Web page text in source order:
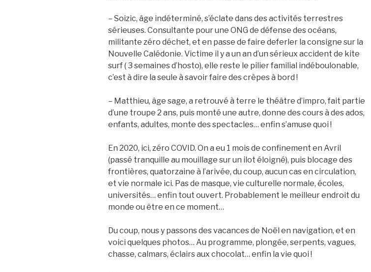
– Soizic, âge indéterminé, s’éclate dans des activités terrestres
sérieuses. Consultante pour une ONG de défense des océans,
militante zéro déchet, et en passe de faire deferler la consigne sur la
Nouvelle Calédonie. Victime il y a un an d’un sérieux accident de kite
surf ( 3 semaines d’hosto), elle reste le pilier familial indéboulonable,
c’est à dire la seule à savoir faire des crèpes à bord !
– Matthieu, âge sage, a retrouvé à terre le théâtre d’impro, fait partie
d’une troupe 2 ans, puis monté une autre, donne des cours à des ados,
enfants, adultes, monte des spectacles… enfin s’amuse quoi !
En 2020, ici, zéro COVID. On a eu 1 mois de confinement en Avril
(passé tranquille au mouillage sur un ilot éloigné), puis blocage des
frontières, quatorzaine à l’arivée, du coup, aucun cas en circulation,
et vie normale ici. Pas de masque, vie culturelle normale, écoles,
universités… enfin tout ouvert. Probablement le meilleur endroit du
monde ou être en ce moment…
Du coup, nous y passons des vacances de Noël en navigation, et en
voici quelques photos… Au programme, plongée, serpents, vagues,
chasse, calmars, éclairs aux chocolat… enfin la vie quoi !